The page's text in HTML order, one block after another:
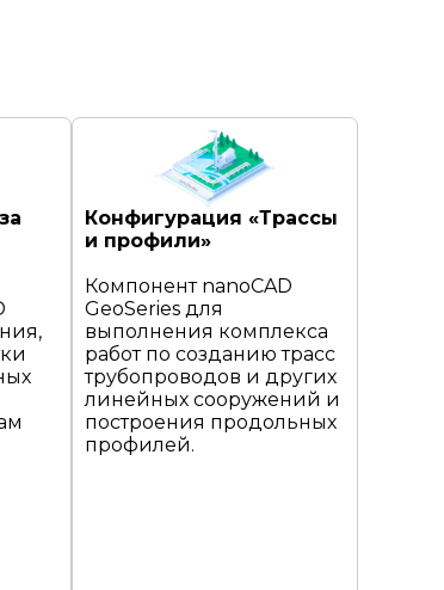
Конфигурация «Трассы
и профили»
Компонент nanoCAD
GeoSeries для
выполнения комплекса
работ по созданию трасс
трубопроводов и других
линейных сооружений и
построения продольных
профилей.